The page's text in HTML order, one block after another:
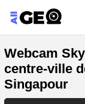
Webcam
centre-ville
Singapour